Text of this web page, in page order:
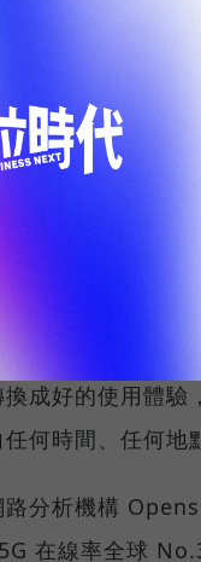
快的網速，如果
成好的使用體驗
何時間、任何地
分析機構
在線率全球